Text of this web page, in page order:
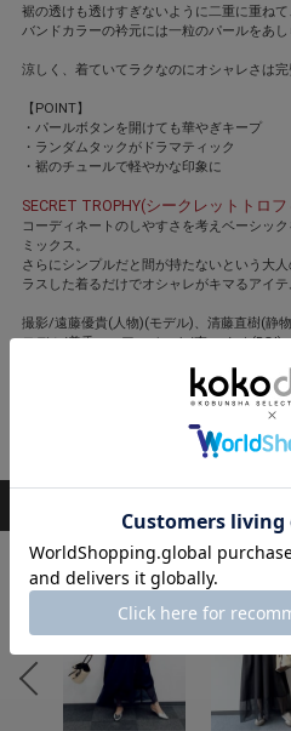
裾の透けも透けすぎないように二重に重ね
バンドカラーの衿元には一粒のパールをあし
涼しく、着ていてラクなのにオシャレさは完
【POINT】
・パールボタンを開けても華やぎキープ
・ランダムタックがドラマティック
・裾のチュールで軽やかな印象に
SECRET TROPHY(シークレットトロ
コーディネートのしやすさを考えベーシッ
ミックス。
さらにシンプルだと間が持たないという大
ラスした着るだけでオシャレがキマるアイテ
撮影/遠藤優貴(人物)(モデル)、清藤直樹(静
モデル/美香 ヘア・メーク/森 ユキオ
閉じる